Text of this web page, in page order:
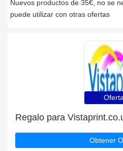
Nuevos productos de 35€, no se
puede utilizar con otras ofertas
Oferta
Obtener